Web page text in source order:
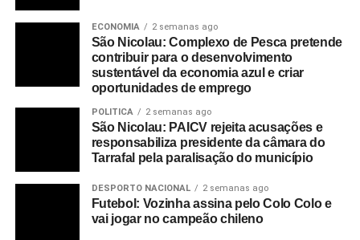
ECONOMIA 2 semanas ago
São Nicolau: Complexo de Pesca pretende
contribuir para o desenvolvimento
sustentável da economia azul e criar
oportunidades de emprego
POLITICA 2 semanas ago
São Nicolau: PAICV rejeita acusações e
responsabiliza presidente da câmara do
Tarrafal pela paralisação do município
DESPORTO NACIONAL 2 semanas ago
Futebol: Vozinha assina pelo Colo Colo e
vai jogar no campeão chileno